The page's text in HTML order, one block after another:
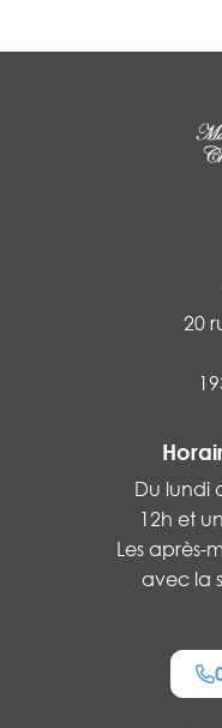
20
Du lundi
12h et
Les après-
avec la